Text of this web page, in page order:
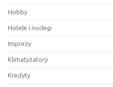
Hobby
Hotele i noclegi
Imprezy
Klimatyzatory
Kredyty